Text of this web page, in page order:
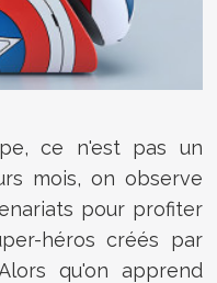
ce n'est pas un
mois, on observe
pour profiter
héros créés par
qu'on apprend